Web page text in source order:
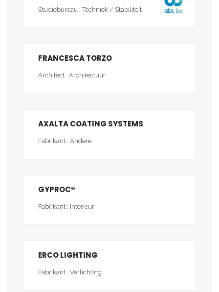
Studiebureau : Techniek / Stabiliteit
FRANCESCA TORZO
Architect : Architectuur
AXALTA COATING SYSTEMS
Fabrikant : Andere
GYPROC®
Fabrikant : Interieur
ERCO LIGHTING
Fabrikant : Verlichting